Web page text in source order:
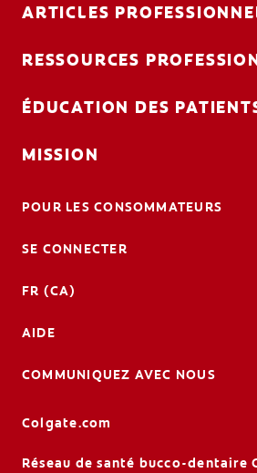
ARTICLES
RESSOURCES
ÉDUCATION DES
MISSION
POUR LES CONSOMMATEURS
SE CONNECTER
FR (CA)
AIDE
COMMUNIQUEZ AVEC NOUS
Colgate.com
Réseau de santé bucco-dentaire